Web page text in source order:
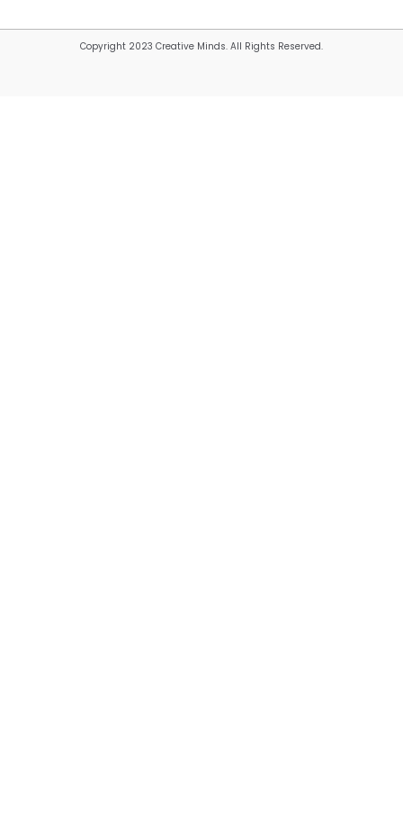
Copyright 2023 Creative Minds. All Rights Reserved.